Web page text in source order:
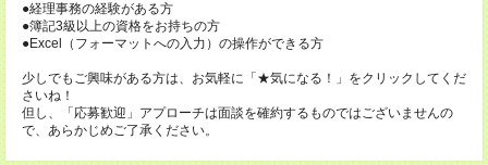
●経理事務の経験がある方
●簿記3級以上の資格をお持ちの方
●Excel（フォーマットへの入力）の操作ができる方
少しでもご興味がある方は、お気軽に「★気になる！」をクリックしてくだ
さいね！
但し、「応募歓迎」アプローチは面談を確約するものではございませんの
で、あらかじめご了承ください。